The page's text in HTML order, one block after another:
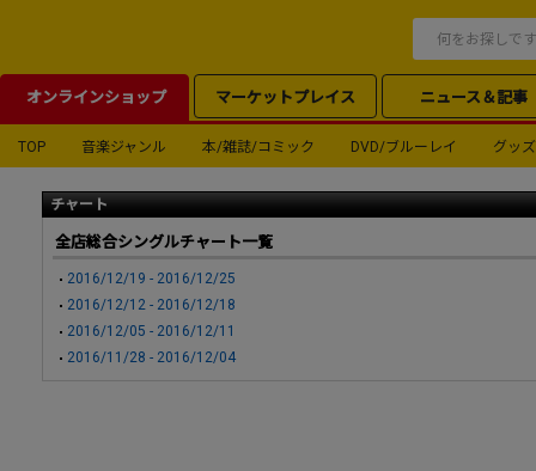
オンラインショップ マーケットプレイス ニュース＆記事
TOP 音楽ジャンル 本/雑誌/コミック DVD/ブルーレイ グッズ
チャート
全店総合シングルチャート一覧
2016/12/19 - 2016/12/25
2016/12/12 - 2016/12/18
2016/12/05 - 2016/12/11
2016/11/28 - 2016/12/04